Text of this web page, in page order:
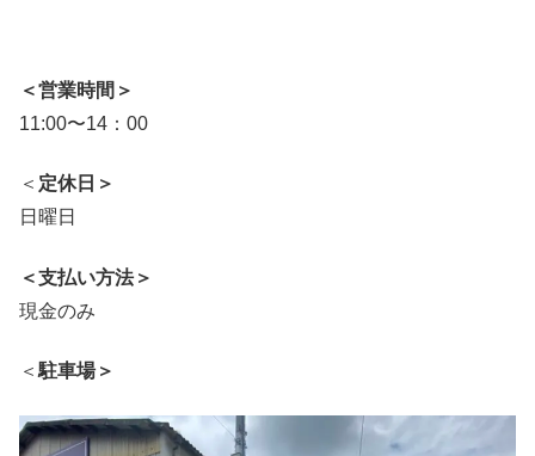
＜営業時間＞
11:00〜14：00
＜ 定休日＞
日曜日
＜支払い方法＞
現金のみ
＜ 駐車場＞